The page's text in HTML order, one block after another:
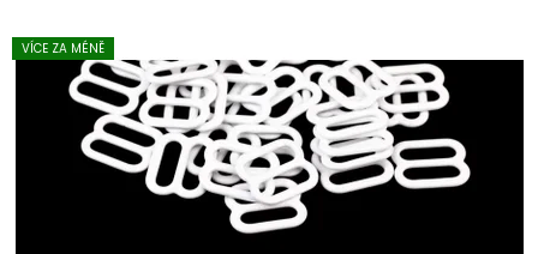
VÍCE ZA MÉNĚ